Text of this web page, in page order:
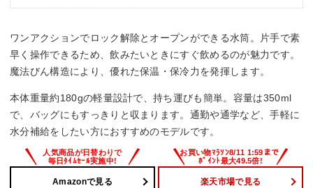
ワンアクションでロック解除とオープンができる水筒。片手で素
早く操作できるため、飲みたいときにすぐ飲めるのが魅力です。
魔法びん構造により、優れた保温・保冷力を発揮します。
本体重量約180gの軽量設計で、持ち運びも簡単。容量は350ml
で、バッグにもすっきりと収まります。通勤や通学など、手軽に
水分補給をしたい方におすすめのモデルです。
Amazonで見る 楽天市場で見る